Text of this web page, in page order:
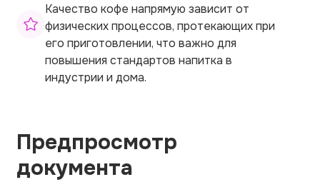
Качество кофе напрямую зависит от
физических процессов, протекающих при
его приготовлении, что важно для
повышения стандартов напитка в
индустрии и дома.
Предпросмотр
документа